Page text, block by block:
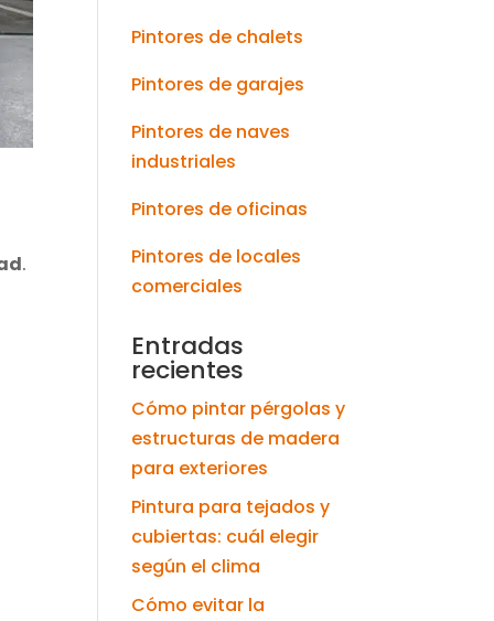
.
Pintores de chalets
Pintores de garajes
Pintores de naves
industriales
Pintores de oficinas
Pintores de locales
comerciales
Entradas
recientes
Cómo pintar pérgolas y
estructuras de madera
para exteriores
Pintura para tejados y
cubiertas: cuál elegir
según el clima
Cómo evitar la